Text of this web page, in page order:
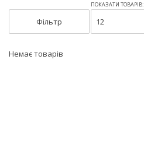
Фільтр
ПОКАЗАТИ ТОВАРІВ:
12
Немає товарів